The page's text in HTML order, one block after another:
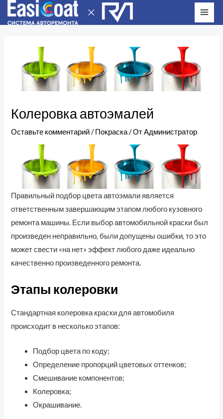
Перейти
Колеровка автоэмалей
Оставьте комментарий /Покраска/ ОтАдминистратор
Правильный подбор цвета автоэмали является
ответственным завершающим этапом любого кузовного
ремонта машины. Если выбор автомобильной краски был
произведен неправильно, были допущены ошибки, то это
может свести «на нет» эффект любого даже идеально
качественно произведенного ремонта.
Этапы колеровки
Стандартная колеровка краски для автомобиля
происходит в несколько этапов:
Подбор цвета по коду;
Определение пропорций цветовых оттенков;
Смешивание компонентов;
Колеровка;
Окрашивание.